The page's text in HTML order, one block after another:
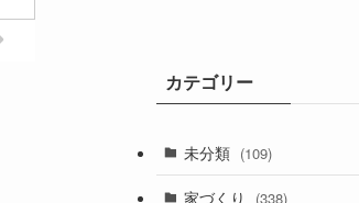
カテゴリー
未分類 (109)
家づくり (338)